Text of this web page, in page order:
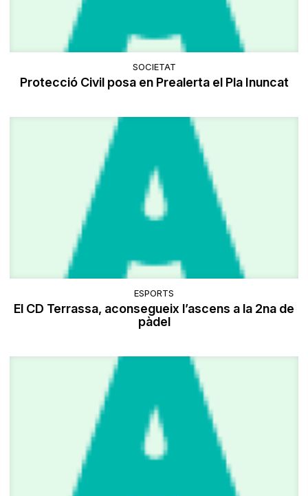
SOCIETAT
Protecció Civil posa en Prealerta el Pla Inuncat
ESPORTS
El CD Terrassa, aconsegueix l’ascens a la 2na de
pàdel